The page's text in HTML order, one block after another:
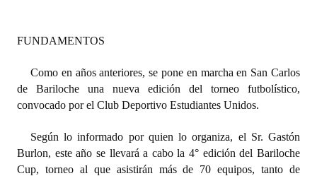
Actas de Sesión
Informes de Unidad Coordinadora
Ejecución Presupuestaria
Actas de Audiencias Públicas
NORMATIVA
FUNDAMENTOS
Como en años anteriores, se pone en marcha en San Carlos
de Bariloche una nueva edición del torneo futbolístico,
convocado por el Club Deportivo Estudiantes Unidos.
Según lo informado por quien lo organiza, el Sr. Gastón
Burlon, este año se llevará a cabo la 4° edición del Bariloche
Cup, torneo al que asistirán más de 70 equipos, tanto de